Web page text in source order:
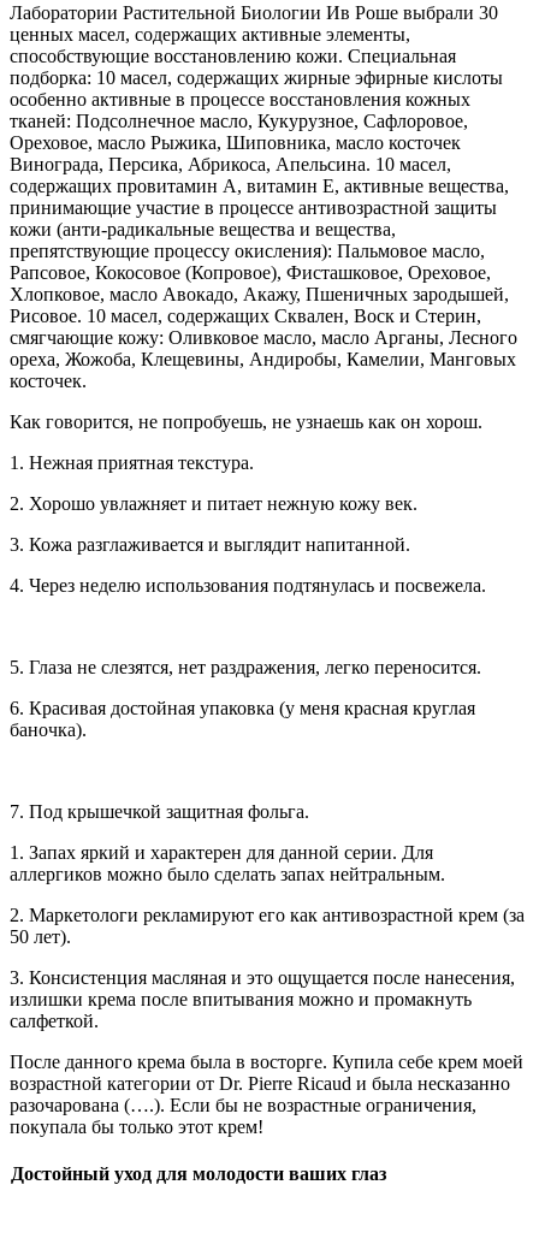
Лаборатории Растительной Биологии Ив Роше выбрали 30
ценных масел, содержащих активные элементы,
способствующие восстановлению кожи. Специальная
подборка: 10 масел, содержащих жирные эфирные кислоты
особенно активные в процессе восстановления кожных
тканей: Подсолнечное масло, Кукурузное, Сафлоровое,
Ореховое, масло Рыжика, Шиповника, масло косточек
Винограда, Персика, Абрикоса, Апельсина. 10 масел,
содержащих провитамин A, витамин Е, активные вещества,
принимающие участие в процессе антивозрастной защиты
кожи (анти-радикальные вещества и вещества,
препятствующие процессу окисления): Пальмовое масло,
Рапсовое, Кокосовое (Копровое), Фисташковое, Ореховое,
Хлопковое, масло Авокадо, Акажу, Пшеничных зародышей,
Рисовое. 10 масел, содержащих Сквален, Воск и Стерин,
смягчающие кожу: Оливковое масло, масло Арганы, Лесного
ореха, Жожоба, Клещевины, Андиробы, Камелии, Манговых
косточек.
Как говорится, не попробуешь, не узнаешь как он хорош.
1. Нежная приятная текстура.
2. Хорошо увлажняет и питает нежную кожу век.
3. Кожа разглаживается и выглядит напитанной.
4. Через неделю использования подтянулась и посвежела.
5. Глаза не слезятся, нет раздражения, легко переносится.
6. Красивая достойная упаковка (у меня красная круглая
баночка).
7. Под крышечкой защитная фольга.
1. Запах яркий и характерен для данной серии. Для
аллергиков можно было сделать запах нейтральным.
2. Маркетологи рекламируют его как антивозрастной крем (за
50 лет).
3. Консистенция масляная и это ощущается после нанесения,
излишки крема после впитывания можно и промакнуть
салфеткой.
После данного крема была в восторге. Купила себе крем моей
возрастной категории от Dr. Pierre Ricaud и была несказанно
разочарована (….). Если бы не возрастные ограничения,
покупала бы только этот крем!
Достойный уход для молодости ваших глаз